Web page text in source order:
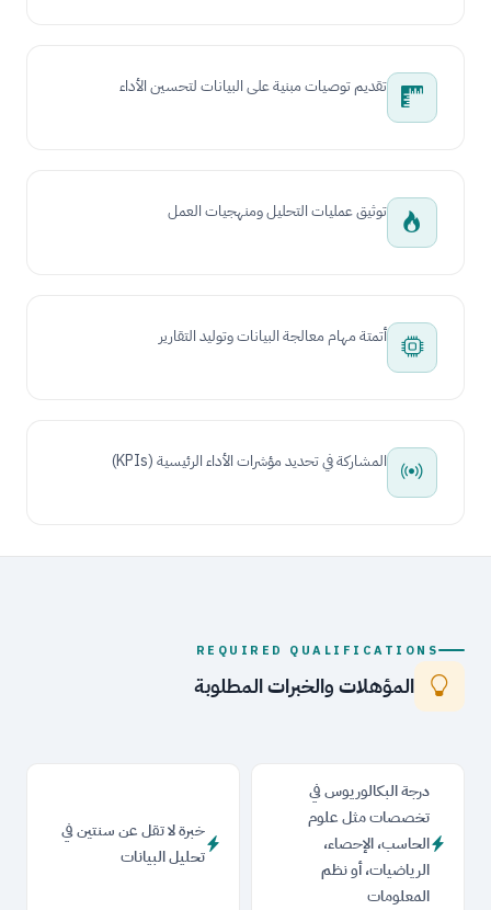
تقديم توصيات مبنية على البيانات لتحسين الأداء
توثيق عمليات التحليل ومنهجيات العمل
أتمتة مهام معالجة البيانات وتوليد التقارير
المشاركة في تحديد مؤشرات الأداء الرئيسية (KPIs)
REQUIRED QUALIFICATIONS
المؤهلات والخبرات المطلوبة
درجة البكالوريوس في
تخصصات مثل علوم
الحاسب، الإحصاء،
الرياضيات، أو نظم
المعلومات
خبرة لا تقل عن سنتين في
تحليل البيانات